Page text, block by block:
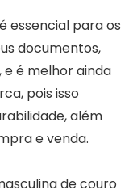
essencial para os
documentos,
é melhor ainda
pois isso
além
e venda.
de couro